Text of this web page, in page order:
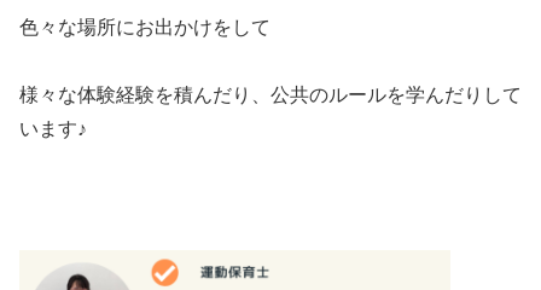
色々な場所にお出かけをして
様々な体験経験を積んだり、公共のルールを学んだりして
います♪